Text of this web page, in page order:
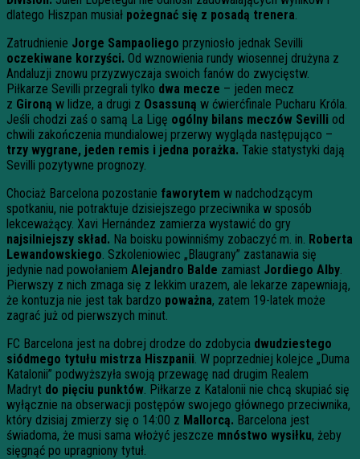
dlatego Hiszpan musiał pożegnać się z posadą trenera.
Zatrudnienie Jorge Sampaoliego przyniosło jednak Sevilli
oczekiwane korzyści. Od wznowienia rundy wiosennej drużyna z
Andaluzji znowu przyzwyczaja swoich fanów do zwycięstw.
Piłkarze Sevilli przegrali tylko dwa mecze – jeden mecz
z Gironą w lidze, a drugi z Osassuną w ćwierćfinale Pucharu Króla.
Jeśli chodzi zaś o samą La Ligę ogólny bilans meczów Sevilli od
chwili zakończenia mundialowej przerwy wygląda następująco –
trzy wygrane, jeden remis i jedna porażka. Takie statystyki dają
Sevilli pozytywne prognozy.
Chociaż Barcelona pozostanie faworytem w nadchodzącym
spotkaniu, nie potraktuje dzisiejszego przeciwnika w sposób
lekceważący. Xavi Hernández zamierza wystawić do gry
najsilniejszy skład. Na boisku powinniśmy zobaczyć m. in. Roberta
Lewandowskiego. Szkoleniowiec „Blaugrany” zastanawia się
jedynie nad powołaniem Alejandro Balde zamiast Jordiego Alby.
Pierwszy z nich zmaga się z lekkim urazem, ale lekarze zapewniają,
że kontuzja nie jest tak bardzo poważna, zatem 19-latek może
zagrać już od pierwszych minut.
FC Barcelona jest na dobrej drodze do zdobycia dwudziestego
siódmego tytułu mistrza Hiszpanii. W poprzedniej kolejce „Duma
Katalonii” podwyższyła swoją przewagę nad drugim Realem
Madryt do pięciu punktów. Piłkarze z Katalonii nie chcą skupiać się
wyłącznie na obserwacji postępów swojego głównego przeciwnika,
który dzisiaj zmierzy się o 14:00 z Mallorcą. Barcelona jest
świadoma, że musi sama włożyć jeszcze mnóstwo wysiłku, żeby
sięgnąć po upragniony tytuł.